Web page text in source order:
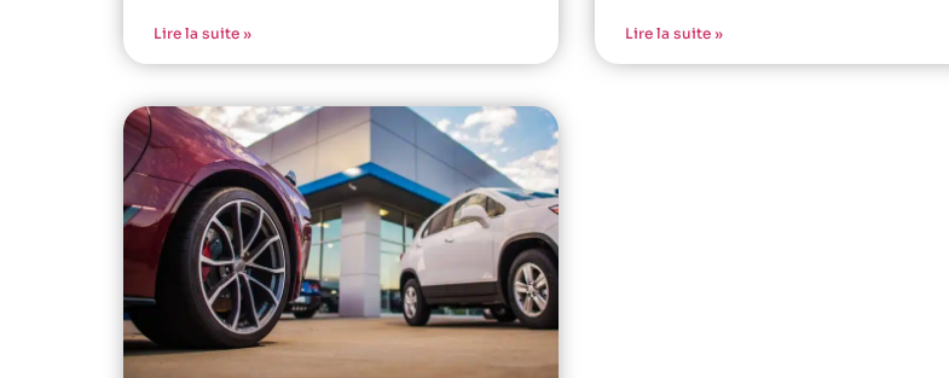
Lire la suite » Lire la suite »